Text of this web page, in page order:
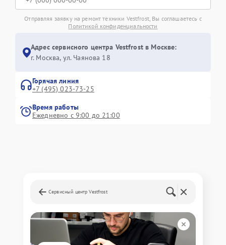
Отправляя заявку на ремонт техники Vestfrost, Вы соглашаетесь с
Политикой конфиденциальности
Адрес сервисного центра Vestfrost в Москве:
г. Москва, ул. Чаянова 18
Горячая линия
+7 (495) 023-73-25
Время работы
Ежедневно с 9:00 до 21:00
Сервисный центр Vestfrost